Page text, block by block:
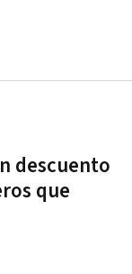
descuento
que